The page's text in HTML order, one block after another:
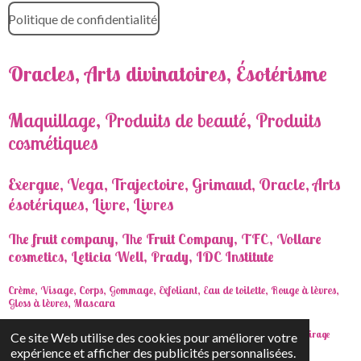
Ce site Web utilise des cookies pour améliorer votre
expérience et afficher des publicités personnalisées.
Politique de confidentialité
Oracles, Arts divinatoires, Ésotérisme
Maquillage, Produits de beauté, Produits
cosmétiques
Exergue, Vega, Trajectoire, Grimaud, Oracle, Arts
ésotériques, Livre, Livres
The fruit company, The Fruit Company, TFC, Vollare
cosmetics, Leticia Well, Prady, IDC Institute
Crème, Visage, Corps, Gommage, Exfoliant, Eau de toilette, Rouge à lèvres,
Gloss à lèvres, Mascara
Isabelle Cerf, Géraldine Garance, Développement personnel, Bien-être, Beauté, Tirage
tarot, Cartes, Jeu, Coffret